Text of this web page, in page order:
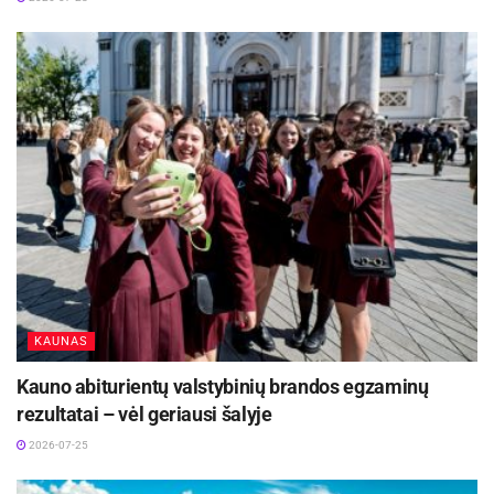
Rasa Jauniškienė, Skaitmeninės etikos centro
bendraįkūrėja.
Jos teigimu, vaikų gebėjimas susikaupti blogėja
tada, kai jie ekranais naudojasi ilgesnį laiką.
Skaitmeninės etikos centroduomenimis, 14-17
metų paaugliai darbo dienomis internete
praleidžia apie keturias su puse valandas, o kas
penktas jų savaitgaliais naršo iki aštuonių
valandų.
Aktualios naujienos
Už aplinkosaugos pažangą Panevėžiui skirtas
KAUNAS
Kauno abiturientų valstybinių brandos egzaminų
rezultatai – vėl geriausi šalyje
2026-07-25